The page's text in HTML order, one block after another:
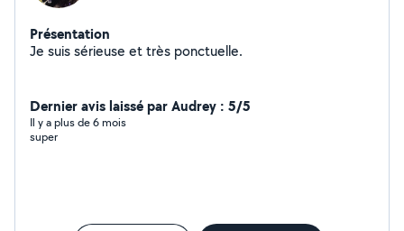
Présentation
Je suis sérieuse et très ponctuelle.
Dernier avis laissé par Audrey : 5/5
Il y a plus de 6 mois
super